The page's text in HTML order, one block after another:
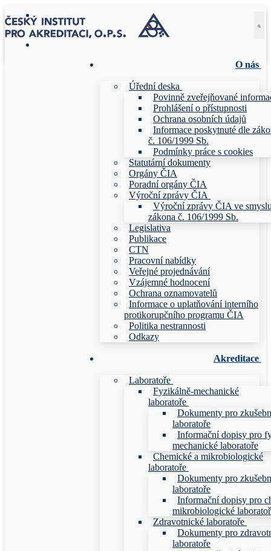
Přeskočit
na
obsah
Menu
Zavřeno
O nás
Úřední deska
Povinně zveřejňované
Prohlášení o přístupnosti
Ochrana osobních údajů
Informace poskytnuté dle
č. 106/1999 Sb.
Podmínky práce s cookies
Statutární dokumenty
Orgány ČIA
Poradní orgány ČIA
Výroční zprávy ČIA
Výroční zprávy ČIA ve
zákona č. 106/1999 Sb.
Legislativa
Publikace
CTN
Pracovní nabídky
Veřejné projednávání
Vzájemné hodnocení
Ochrana oznamovatelů
Informace o uplatňování interního
protikorupčního programu ČIA
Politika nestrannosti
Odkazy
Akreditace
Laboratoře
Fyzikálně-mechanické
laboratoře
Dokumenty pro
laboratoře
Informační dopisy pro
mechanické laboratoře
Chemické a mikrobiologické
laboratoře
Dokumenty pro
laboratoře
Informační dopisy pro
mikrobiologické
Zdravotnické laboratoře
Dokumenty pro
laboratoře